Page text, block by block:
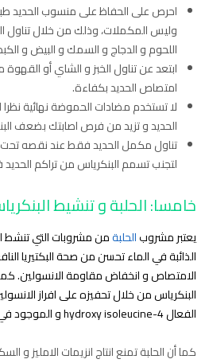
احرص على الحفاظ على منسوب الحديد
وليس المكملات، وذلك من خلال تناول
اللحوم و الدجاج و السمك و البيض و
ابتعد عن تناول الخبز و الشاي أو
امتصاص الحديد بكفاءة.
لا تستخدم مضادات الحموضة نهائية
الحديد و تزيد من فرص اصابتك بضعف
تناول مكمل الحديد فقط عند نقصه
لتجنب تسمم البنكرياس من تراكم
خامسا: الحلبة و تنشيط
يعتبر مشروبالحلبةمن مشروبات التي تنشط
الذائبة في الماء تحسن من صحة البكتيريا
الامتصاص و انخفاض مقاومة الانسولين. كما
البنكرياس من خلال تحفيزه على افراز
الفعال 4-hydroxy isoleucine و الموجود في بذور الحلبة.
كما أن الحلبة تمنع انتاج انزيمات الامليز